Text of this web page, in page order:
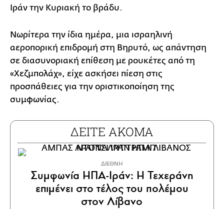
Ιράν την Κυριακή το βράδυ.
Νωρίτερα την ίδια ημέρα, μια ισραηλινή
αεροπορική επιδρομή στη Βηρυτό, ως απάντηση
σε διασυνοριακή επίθεση με ρουκέτες από τη
«Χεζμπολάχ», είχε ασκήσει πίεση στις
προσπάθειες για την οριστικοποίηση της
συμφωνίας.
ΔΕΙΤΕ ΑΚΟΜΑ
ΔΙΕΘΝΗ
Συμφωνία ΗΠΑ-Ιράν: Η Τεχεράνη
επιμένει στο τέλος του πολέμου
στον Λίβανο